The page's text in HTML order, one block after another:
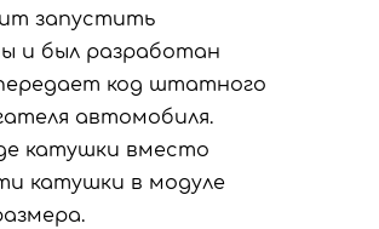
запустить
и был разработан
код штатного
автомобиля.
катушки вместо
катушки в модуле